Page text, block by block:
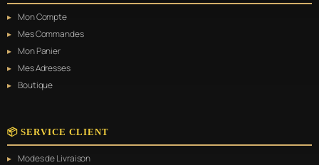
Mon Compte
Mes Commandes
Mon Panier
Mes Adresses
Boutique
📦 SERVICE CLIENT
Modes de Livraison